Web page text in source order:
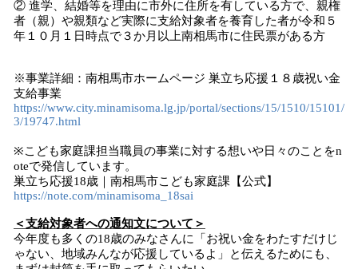
② 進学、結婚等を理由に市外に住所を有している方で、親権
者（親）や親類など実際に支給対象者を養育した者が令和５
年１０月１日時点で３か月以上南相馬市に住民票がある方
※事業詳細：南相馬市ホームページ 巣立ち応援１８歳祝い金
支給事業
https://www.city.minamisoma.lg.jp/portal/sections/15/1510/15101/
3/19747.html
※こども家庭課担当職員の事業に対する想いや日々のことをn
oteで発信しています。
巣立ち応援18歳｜南相馬市こども家庭課【公式】
https://note.com/minamisoma_18sai
＜支給対象者への通知文について＞
今年度も多くの18歳のみなさんに「お祝い金をわたすだけじ
ゃない、地域みんなが応援しているよ」と伝えるためにも、